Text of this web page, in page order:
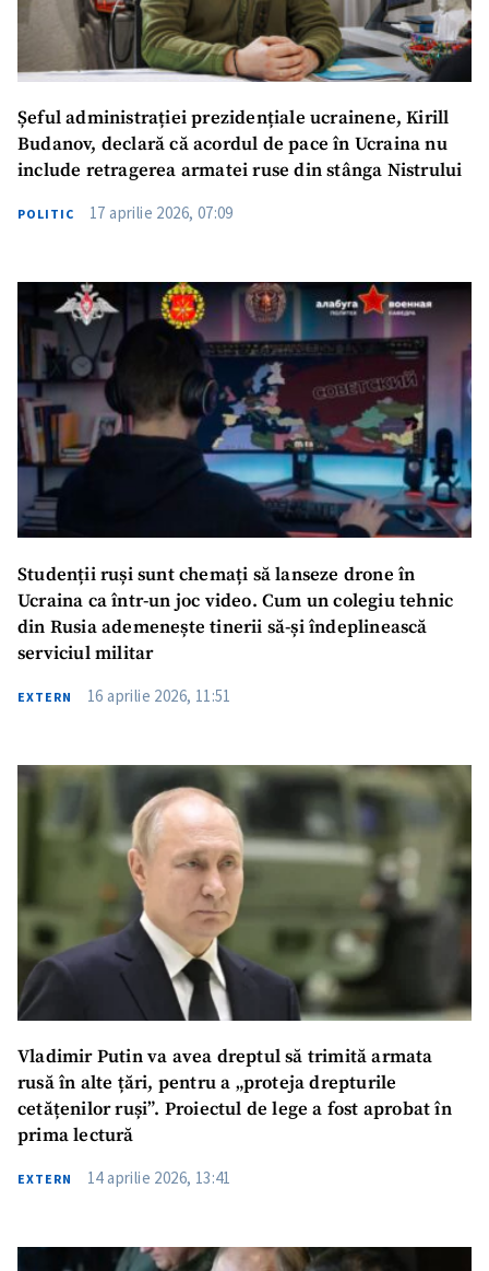
Șeful administrației prezidențiale ucrainene, Kirill
Budanov, declară că acordul de pace în Ucraina nu
include retragerea armatei ruse din stânga Nistrului
POLITIC 17 aprilie 2026, 07:09
Studenții ruși sunt chemați să lanseze drone în
Ucraina ca într-un joc video. Cum un colegiu tehnic
din Rusia ademenește tinerii să-și îndeplinească
serviciul militar
EXTERN 16 aprilie 2026, 11:51
Vladimir Putin va avea dreptul să trimită armata
rusă în alte țări, pentru a „proteja drepturile
cetățenilor ruși”. Proiectul de lege a fost aprobat în
prima lectură
EXTERN 14 aprilie 2026, 13:41